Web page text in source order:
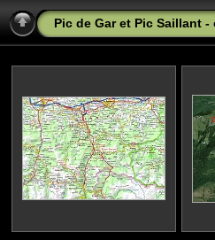
Pic de Gar et Pic Saillant -